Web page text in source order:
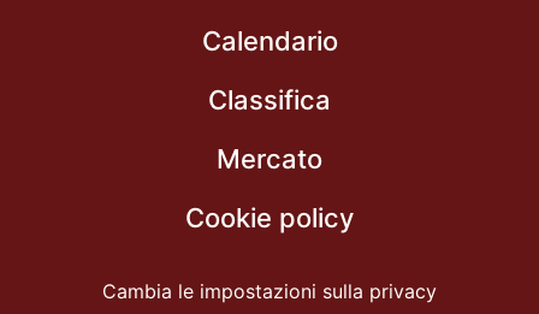
Calendario
Classifica
Mercato
Cookie policy
Cambia le impostazioni sulla privacy